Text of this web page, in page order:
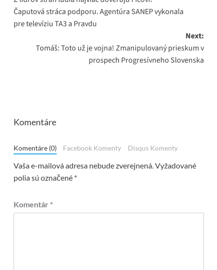
navigation
Čaputová stráca podporu. Agentúra SANEP vykonala
pre televíziu TA3 a Pravdu
Next:
Tomáš: Toto už je vojna! Zmanipulovaný prieskum v
prospech Progresívneho Slovenska
Komentáre
Komentáre (0) Facebook Komenty Disqus Komenty
Vaša e-mailová adresa nebude zverejnená.Vyžadované
polia sú označené *
Komentár *